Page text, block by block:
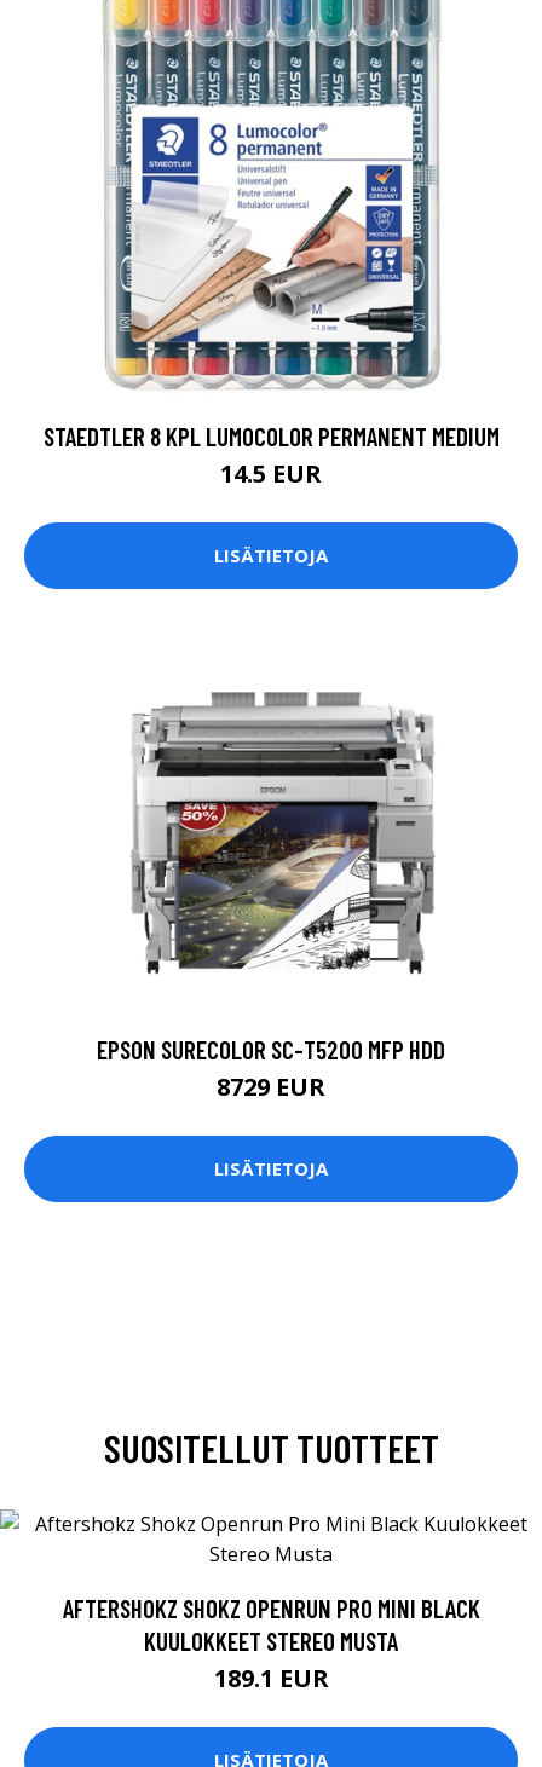
STAEDTLER 8 KPL LUMOCOLOR PERMANENT MEDIUM
14.5 EUR
LISÄTIETOJA
EPSON SURECOLOR SC-T5200 MFP HDD
8729 EUR
LISÄTIETOJA
SUOSITELLUT TUOTTEET
AFTERSHOKZ SHOKZ OPENRUN PRO MINI BLACK
KUULOKKEET STEREO MUSTA
189.1 EUR
LISÄTIETOJA